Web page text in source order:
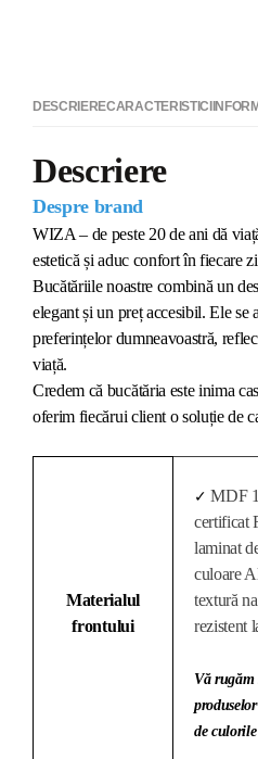
DESCRIERECARACTERISTICI
Descriere
Despre brand
WIZA – de peste 20 de ani dă
estetică și aduc confort în fiecare
Bucătăriile noastre combină un
elegant și un preț accesibil. Ele se
preferințelor dumneavoastră,
viață.
Credem că bucătăria este inima
oferim fiecărui client o soluție de
Materialul
frontului
✓ MDF
certificat
laminat
culoare
textură
rezistent
Vă
de